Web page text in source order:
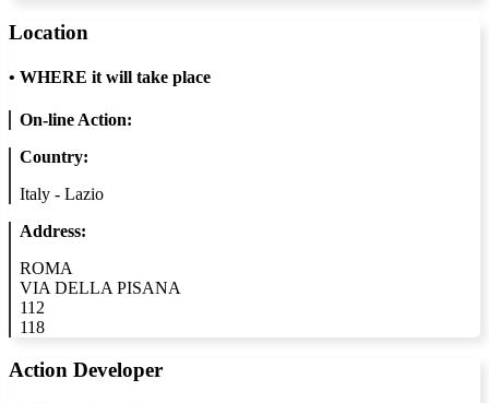
Location
• WHERE it will take place
On-line Action:
Country:
Italy - Lazio
Address:
ROMA
VIA DELLA PISANA
112
118
Action Developer